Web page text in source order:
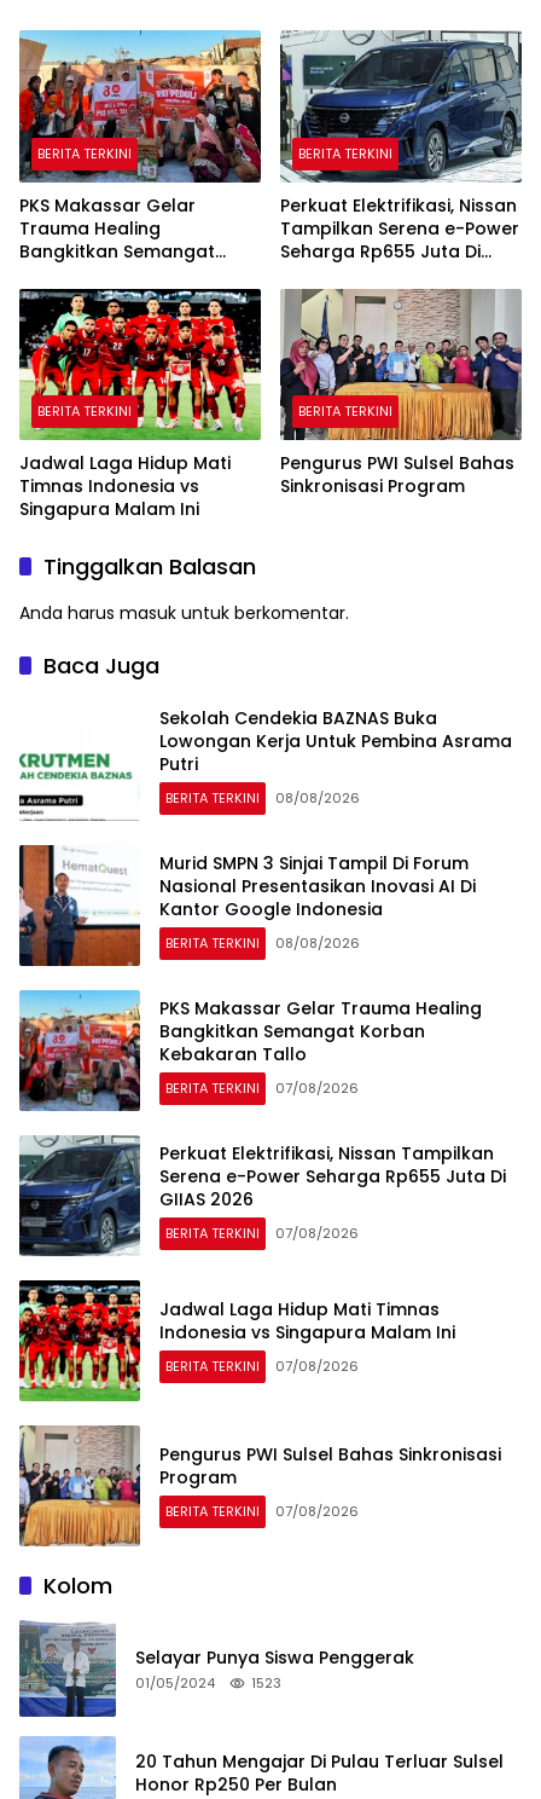
BERITA TERKINI
PKS Makassar Gelar
Trauma Healing
Bangkitkan Semangat
BERITA TERKINI
Perkuat Elektrifikasi, Nissan
Tampilkan Serena e-Power
Seharga Rp655 Juta Di
BERITA TERKINI
Jadwal Laga Hidup Mati
Timnas Indonesia vs
Singapura Malam Ini
BERITA TERKINI
Pengurus PWI Sulsel Bahas
Sinkronisasi Program
Tinggalkan Balasan
Anda harus masuk untuk berkomentar.
Baca Juga
Sekolah Cendekia BAZNAS Buka
Lowongan Kerja Untuk Pembina Asrama
Putri
BERITA TERKINI 08/08/2026
Murid SMPN 3 Sinjai Tampil Di Forum
Nasional Presentasikan Inovasi AI Di
Kantor Google Indonesia
BERITA TERKINI 08/08/2026
PKS Makassar Gelar Trauma Healing
Bangkitkan Semangat Korban
Kebakaran Tallo
BERITA TERKINI 07/08/2026
Perkuat Elektrifikasi, Nissan Tampilkan
Serena e-Power Seharga Rp655 Juta Di
GIIAS 2026
BERITA TERKINI 07/08/2026
Jadwal Laga Hidup Mati Timnas
Indonesia vs Singapura Malam Ini
BERITA TERKINI 07/08/2026
Pengurus PWI Sulsel Bahas Sinkronisasi
Program
BERITA TERKINI 07/08/2026
Kolom
Selayar Punya Siswa Penggerak
01/05/2024 1523
20 Tahun Mengajar Di Pulau Terluar Sulsel
Honor Rp250 Per Bulan